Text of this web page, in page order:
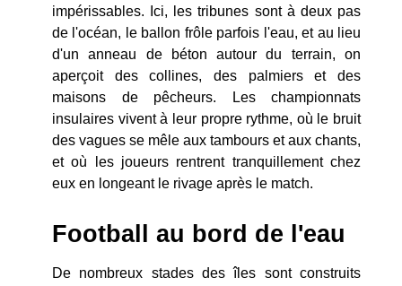
impérissables. Ici, les tribunes sont à deux pas
de l'océan, le ballon frôle parfois l'eau, et au lieu
d'un anneau de béton autour du terrain, on
aperçoit des collines, des palmiers et des
maisons de pêcheurs. Les championnats
insulaires vivent à leur propre rythme, où le bruit
des vagues se mêle aux tambours et aux chants,
et où les joueurs rentrent tranquillement chez
eux en longeant le rivage après le match.
Football au bord de l'eau
De nombreux stades des îles sont construits